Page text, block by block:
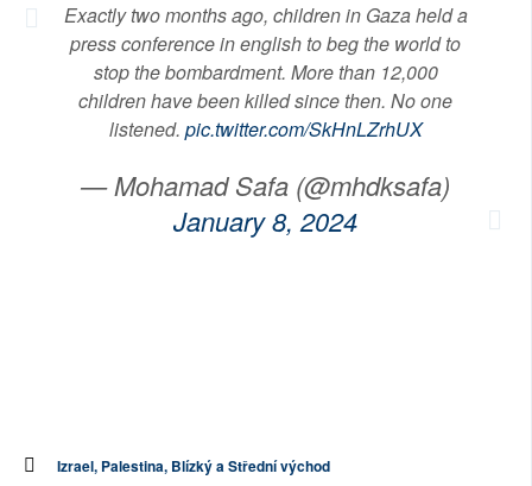
Exactly two months ago, children in Gaza held a
press conference in english to beg the world to
stop the bombardment. More than 12,000
children have been killed since then. No one
listened. pic.twitter.com/SkHnLZrhUX
— Mohamad Safa (@mhdksafa)
January 8, 2024
Izrael, Palestina, Blízký a Střední východ